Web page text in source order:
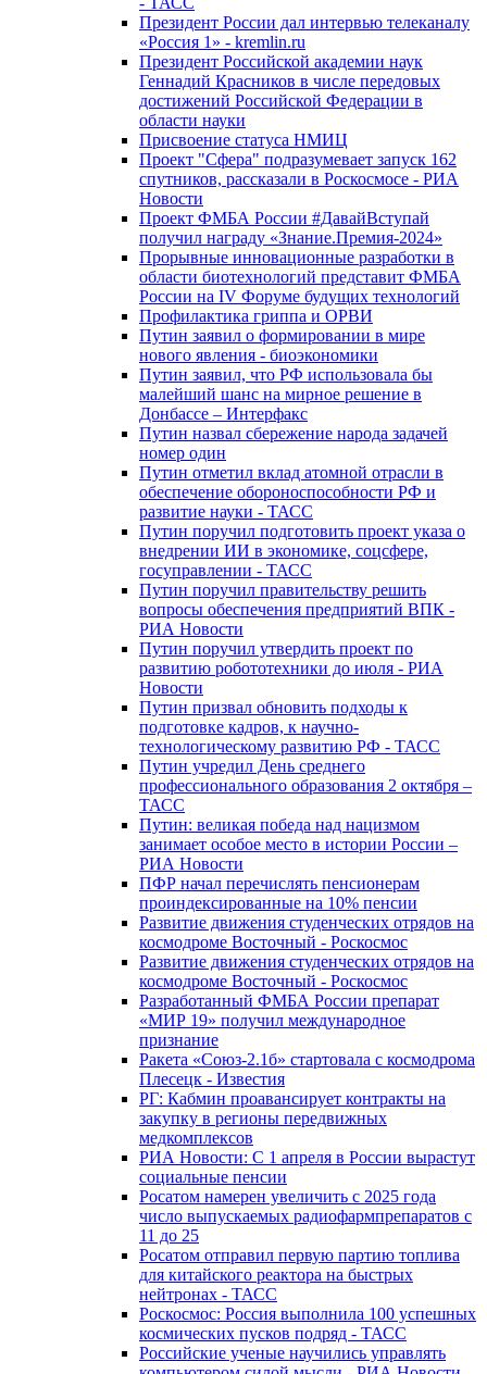
Президент России дал интервью телеканалу
«Россия 1» - kremlin.ru
Президент Российской академии наук
Геннадий Красников в числе передовых
достижений Российской Федерации в
области науки
Присвоение статуса НМИЦ
Проект "Сфера" подразумевает запуск 162
спутников, рассказали в Роскосмосе - РИА
Новости
Проект ФМБА России #ДавайВступай
получил награду «Знание.Премия-2024»
Прорывные инновационные разработки в
области биотехнологий представит ФМБА
России на IV Форуме будущих технологий
Профилактика гриппа и ОРВИ
Путин заявил о формировании в мире
нового явления - биоэкономики
Путин заявил, что РФ использовала бы
малейший шанс на мирное решение в
Донбассе – Интерфакс
Путин назвал сбережение народа задачей
номер один
Путин отметил вклад атомной отрасли в
обеспечение обороноспособности РФ и
развитие науки - ТАСС
Путин поручил подготовить проект указа о
внедрении ИИ в экономике, соцсфере,
госуправлении - ТАСС
Путин поручил правительству решить
вопросы обеспечения предприятий ВПК -
РИА Новости
Путин поручил утвердить проект по
развитию робототехники до июля - РИА
Новости
Путин призвал обновить подходы к
подготовке кадров, к научно-
технологическому развитию РФ - ТАСС
Путин учредил День среднего
профессионального образования 2 октября –
ТАСС
Путин: великая победа над нацизмом
занимает особое место в истории России –
РИА Новости
ПФР начал перечислять пенсионерам
проиндексированные на 10% пенсии
Развитие движения студенческих отрядов на
космодроме Восточный - Роскосмос
Развитие движения студенческих отрядов на
космодроме Восточный - Роскосмос
Разработанный ФМБА России препарат
«МИР 19» получил международное
признание
Ракета «Союз-2.1б» стартовала с космодрома
Плесецк - Известия
РГ: Кабмин проавансирует контракты на
закупку в регионы передвижных
медкомплексов
РИА Новости: С 1 апреля в России вырастут
социальные пенсии
Росатом намерен увеличить с 2025 года
число выпускаемых радиофармпрепаратов с
11 до 25
Росатом отправил первую партию топлива
для китайского реактора на быстрых
нейтронах - ТАСС
Роскосмос: Россия выполнила 100 успешных
космических пусков подряд - ТАСС
Российские ученые научились управлять